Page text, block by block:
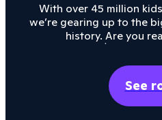
With over 45 million
we’re gearing up to the
history. Are you
See